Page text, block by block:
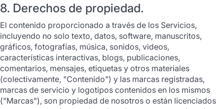
8. Derechos de propiedad.
El contenido proporcionado a través de los Servicios,
incluyendo no solo texto, datos, software, manuscritos,
gráficos, fotografías, música, sonidos, videos,
características interactivas, blogs, publicaciones,
comentarios, mensajes, etiquetas y otros materiales
(colectivamente, "Contenido") y las marcas registradas,
marcas de servicio y logotipos contenidos en los mismos
("Marcas"), son propiedad de nosotros o están licenciados